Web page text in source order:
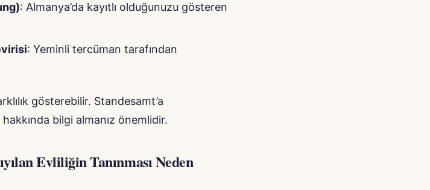
: Almanya’da kayıtlı olduğunuzu gösteren
: Yeminli tercüman tarafından
gösterebilir. Standesamt’a
bilgi almanız önemlidir.
Evliliğin Tanınması Neden